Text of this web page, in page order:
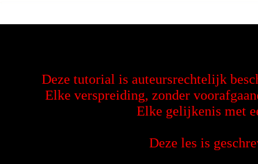
Deze tutorial is auteursrechtelijk
Elke verspreiding, zonder
Elke gelijkenis met
Deze les is